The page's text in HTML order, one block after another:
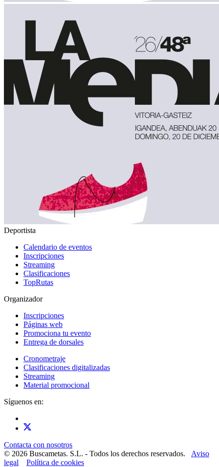
Deportista
Calendario de eventos
Inscripciones
Streaming
Clasificaciones
TopRutas
Organizador
Inscripciones
Páginas web
Promociona tu evento
Entrega de dorsales
Cronometraje
Clasificaciones digitalizadas
Streaming
Material promocional
Síguenos en:
Contacta con nosotros
© 2026 Buscametas. S.L. - Todos los derechos reservados. Aviso
legal
Política de cookies